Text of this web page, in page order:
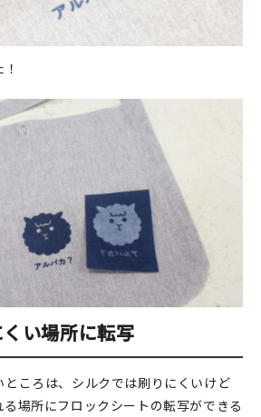
い場所に転写
ところは、シルクでは刷りにくいけど
場所にフロックシートの転写ができる